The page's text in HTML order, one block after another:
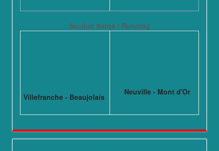
Section Santé / Running
Villefranche - Beaujolais
Neuville - Mont d'Or